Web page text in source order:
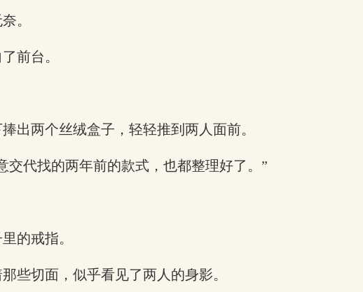
。
前台。
出两个丝绒盒子，轻轻推到两人面前。
交代找的两年前的款式，也都整理好了。”
的戒指。
些切面，似乎看见了两人的身影。